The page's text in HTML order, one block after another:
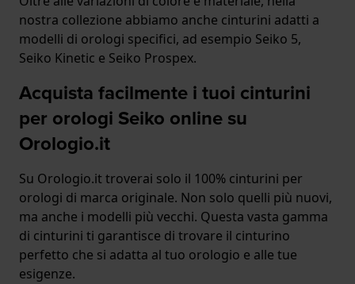
nostra collezione abbiamo anche cinturini adatti a
modelli di orologi specifici, ad esempio Seiko 5,
Seiko Kinetic e Seiko Prospex.
Acquista facilmente i tuoi cinturini
per orologi Seiko online su
Orologio.it
Su Orologio.it troverai solo il 100% cinturini per
orologi di marca originale. Non solo quelli più nuovi,
ma anche i modelli più vecchi. Questa vasta gamma
di cinturini ti garantisce di trovare il cinturino
perfetto che si adatta al tuo orologio e alle tue
esigenze.